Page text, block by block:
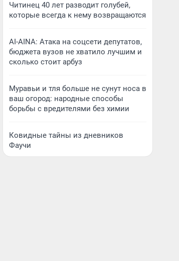
Читинец 40 лет разводит голубей,
которые всегда к нему возвращаются
AI-AINA: Атака на соцсети депутатов,
бюджета вузов не хватило лучшим и
сколько стоит арбуз
Муравьи и тля больше не сунут носа в
ваш огород: народные способы
борьбы с вредителями без химии
Ковидные тайны из дневников
Фаучи